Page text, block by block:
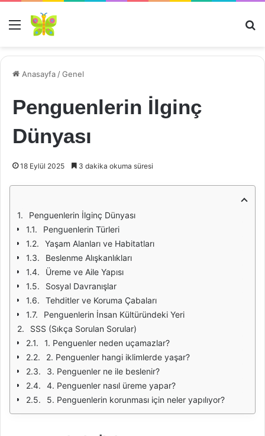
Menü
Anasayfa /Genel
Penguenlerin İlginç
Dünyası
18 Eylül 2025 3 dakika okuma süresi
Penguenlerin İlginç Dünyası
Penguenlerin Türleri
Yaşam Alanları ve Habitatları
Beslenme Alışkanlıkları
Üreme ve Aile Yapısı
Sosyal Davranışlar
Tehditler ve Koruma Çabaları
Penguenlerin İnsan Kültüründeki Yeri
SSS (Sıkça Sorulan Sorular)
1. Penguenler neden uçamazlar?
2. Penguenler hangi iklimlerde yaşar?
3. Penguenler ne ile beslenir?
4. Penguenler nasıl üreme yapar?
5. Penguenlerin korunması için neler yapılıyor?